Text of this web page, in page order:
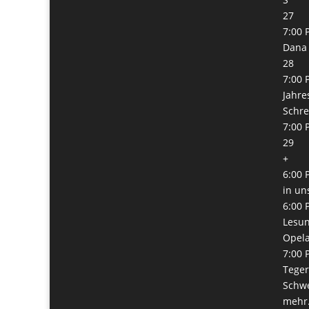
27
7:00
28
7:00
7:00
29
+
6:00
in
6:00
7:00